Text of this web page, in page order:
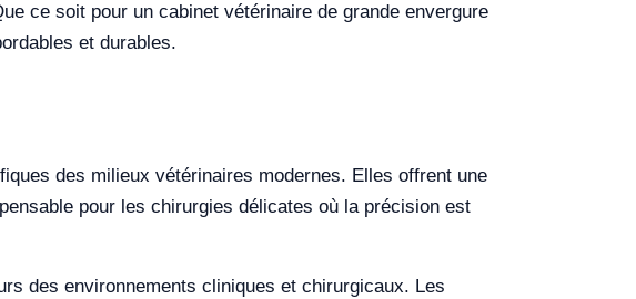
ce soit pour un cabinet vétérinaire de grande envergure
et durables.
des milieux vétérinaires modernes. Elles offrent une
pour les chirurgies délicates où la précision est
des environnements cliniques et chirurgicaux. Les